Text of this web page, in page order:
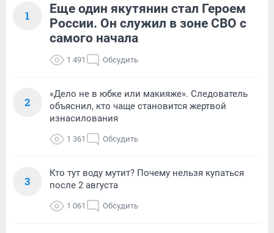
1
Еще один якутянин стал Героем
России. Он служил в зоне СВО с
самого начала
1 491 Обсудить
2
«Дело не в юбке или макияже». Следователь
объяснил, кто чаще становится жертвой
изнасилования
1 361 Обсудить
3
Кто тут воду мутит? Почему нельзя купаться
после 2 августа
1 061 Обсудить